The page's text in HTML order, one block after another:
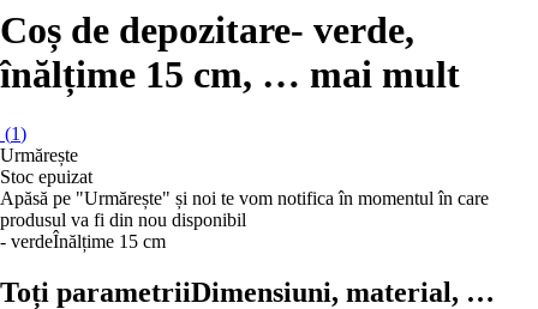
Coș de depozitare- verde,
înălțime 15 cm, … mai mult
(1)
Urmărește
Stoc epuizat
Apăsă pe "Urmărește" și noi te vom notifica în momentul în care
produsul va fi din nou disponibil
- verdeÎnălțime 15 cm
Toți parametriiDimensiuni, material, …